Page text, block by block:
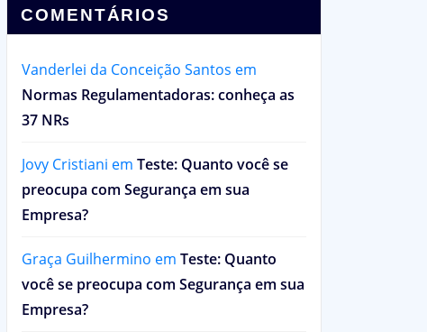
COMENTÁRIOS
Vanderlei da Conceição Santos em
Normas Regulamentadoras: conheça as
37 NRs
Jovy Cristiani em Teste: Quanto você se
preocupa com Segurança em sua
Empresa?
Graça Guilhermino em Teste: Quanto
você se preocupa com Segurança em sua
Empresa?